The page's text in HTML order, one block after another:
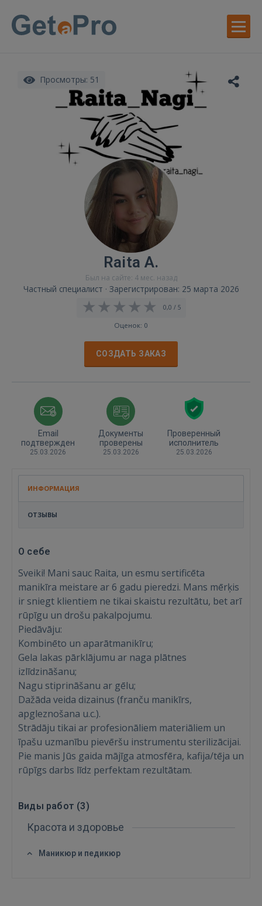
Войти
ВОЙТИ
Просмотры: 51
Raita A.
Был на сайте: 4 мес. назад
Частный специалист · Зарегистрирован: 25 марта 2026
0,0 / 5
Оценок: 0
СОЗДАТЬ ЗАКАЗ
Email
подтвержден
25.03.2026
Документы
проверены
25.03.2026
Проверенный
исполнитель
25.03.2026
ИНФОРМАЦИЯ
ОТЗЫВЫ
О себе
Sveiki! Mani sauc Raita, un esmu sertificēta
manikīra meistare ar 6 gadu pieredzi. Mans mērķis
ir sniegt klientiem ne tikai skaistu rezultātu, bet arī
rūpīgu un drošu pakalpojumu.
Piedāvāju:
Kombinēto un aparātmanikīru;
Gela lakas pārklājumu ar naga plātnes
izlīdzināšanu;
Nagu stiprināšanu ar gēlu;
Dažāda veida dizainus (franču manikīrs,
apgleznošana u.c.).
Strādāju tikai ar profesionāliem materiāliem un
īpašu uzmanību pievēršu instrumentu sterilizācijai.
Pie manis Jūs gaida mājīga atmosfēra, kafija/tēja un
rūpīgs darbs līdz perfektam rezultātam.
Виды работ (3)
Красота и здоровье
Маникюр и педикюр